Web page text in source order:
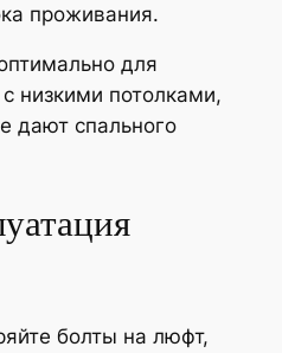
проживания.
для
низкими потолками,
дают спального
болты на люфт,